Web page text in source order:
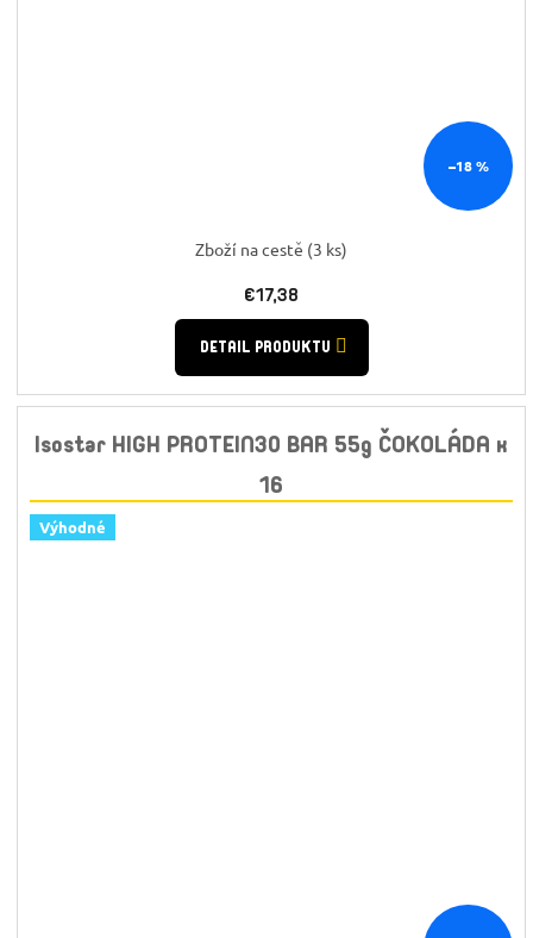
–18 %
Zboží na cestě (3 ks)
€17,38
DETAIL PRODUKTU
Isostar HIGH PROTEIN30 BAR 55g ČOKOLÁDA x
16
Výhodné